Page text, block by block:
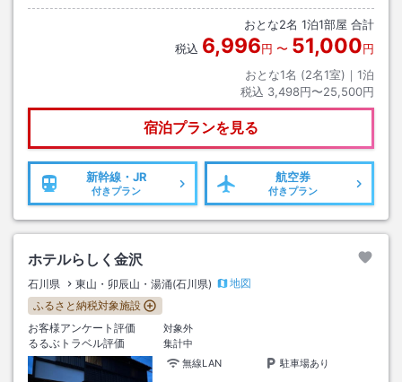
約15分 【お車】北陸自動車道 金沢西Ｉ．Ｃより国道８号線利用 尾山
おとな2名 1泊1部屋 合計
税込 6,996円 〜 51,000円
おとな1名 (2名1室)｜ 1泊
税込 3,498円〜25,500円
宿泊プランを見る
新幹線・JR
付きプラン
航空券
付きプラン
ホテルらしく金沢
石川県 東山・卯辰山・湯涌(石川県)
地図
ふるさと納税対象施設
お客様アンケート評価
対象外
るるぶトラベル評価
集計中
無線LAN
駐車場あり